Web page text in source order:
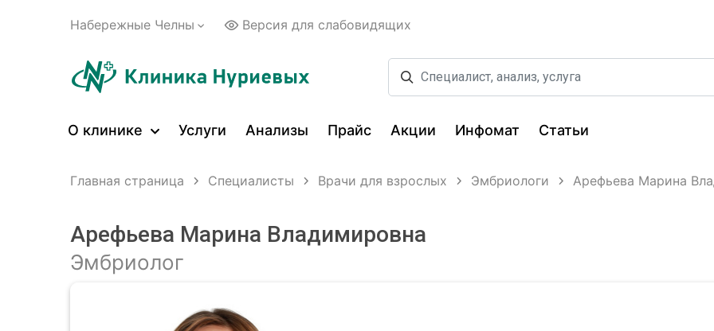
Набережные Челны Версия для слабовидящих
О клинике Услуги Анализы Прайс Акции Инфомат Статьи
Главная страница Специалисты Врачи для взрослых Эмбриологи Арефьева Марина
Арефьева Марина Владимировна
Эмбриолог